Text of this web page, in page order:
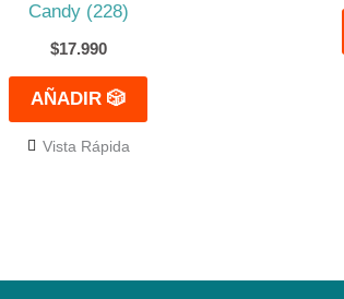
Candy (228)
$17.990
AÑADIR 🎲
Vista Rápida